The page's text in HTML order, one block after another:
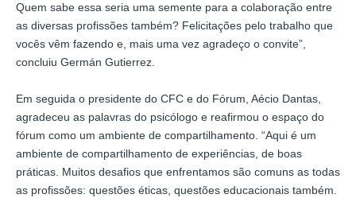
Quem sabe essa seria uma semente para a colaboração entre
as diversas profissões também? Felicitações pelo trabalho que
vocês vêm fazendo e, mais uma vez agradeço o convite”,
concluiu Germán Gutierrez.
Em seguida o presidente do CFC e do Fórum, Aécio Dantas,
agradeceu as palavras do psicólogo e reafirmou o espaço do
fórum como um ambiente de compartilhamento. “Aqui é um
ambiente de compartilhamento de experiências, de boas
práticas. Muitos desafios que enfrentamos são comuns as todas
as profissões: questões éticas, questões educacionais também.